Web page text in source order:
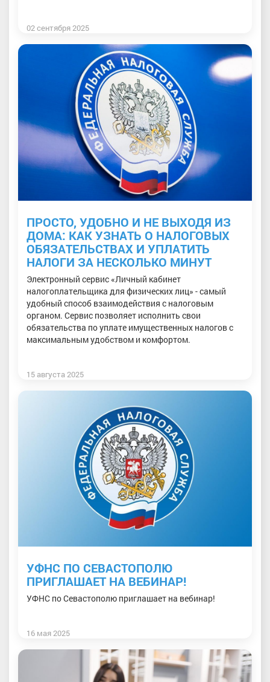
02 сентября 2025
ПРОСТО, УДОБНО И НЕ ВЫХОДЯ ИЗ
ДОМА: КАК УЗНАТЬ О НАЛОГОВЫХ
ОБЯЗАТЕЛЬСТВАХ И УПЛАТИТЬ
НАЛОГИ ЗА НЕСКОЛЬКО МИНУТ
Электронный сервис «Личный кабинет
налогоплательщика для физических лиц» - самый
удобный способ взаимодействия с налоговым
органом. Сервис позволяет исполнить свои
обязательства по уплате имущественных налогов с
максимальным удобством и комфортом.
15 августа 2025
УФНС ПО СЕВАСТОПОЛЮ
ПРИГЛАШАЕТ НА ВЕБИНАР!
УФНС по Севастополю приглашает на вебинар!
16 мая 2025